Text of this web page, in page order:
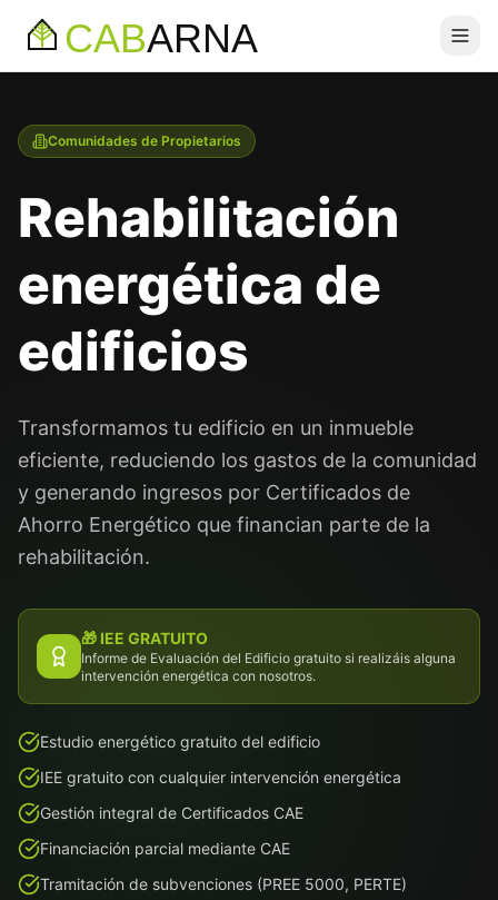
CABARNA
Comunidades de Propietarios
Rehabilitación
energética de
edificios
Transformamos tu edificio en un inmueble
eficiente, reduciendo los gastos de la comunidad
y generando ingresos por Certificados de
Ahorro Energético que financian parte de la
rehabilitación.
🎁 IEE GRATUITO
Informe de Evaluación del Edificio gratuito si realizáis alguna
intervención energética con nosotros.
Estudio energético gratuito del edificio
IEE gratuito con cualquier intervención energética
Gestión integral de Certificados CAE
Financiación parcial mediante CAE
Tramitación de subvenciones (PREE 5000, PERTE)